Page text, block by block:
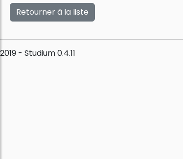
Retourner à la liste
2019 - Studium 0.4.11